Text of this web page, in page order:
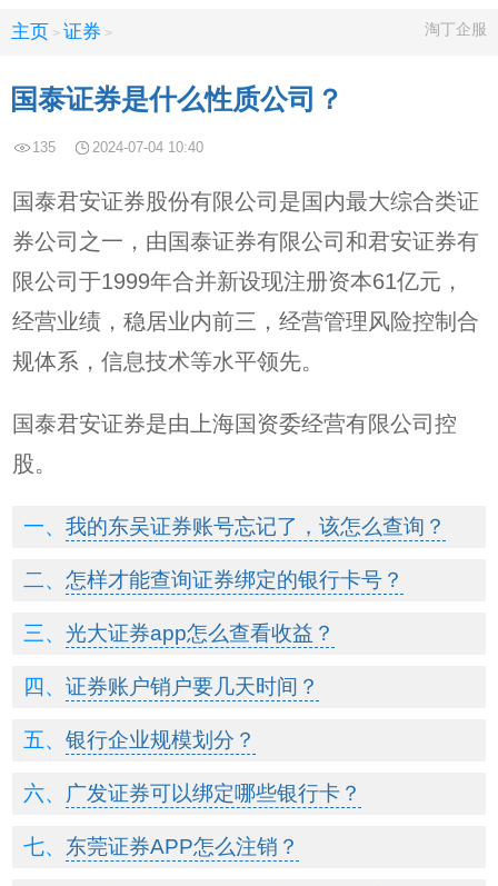
主页 > 证券 > 淘丁企服
国泰证券是什么性质公司？
135 2024-07-04 10:40
国泰君安证券股份有限公司是国内最大综合类证
券公司之一，由国泰证券有限公司和君安证券有
限公司于1999年合并新设现注册资本61亿元，
经营业绩，稳居业内前三，经营管理风险控制合
规体系，信息技术等水平领先。
国泰君安证券是由上海国资委经营有限公司控
股。
我的东吴证券账号忘记了，该怎么查询？
怎样才能查询证券绑定的银行卡号？
光大证券app怎么查看收益？
证券账户销户要几天时间？
银行企业规模划分？
广发证券可以绑定哪些银行卡？
东莞证券APP怎么注销？